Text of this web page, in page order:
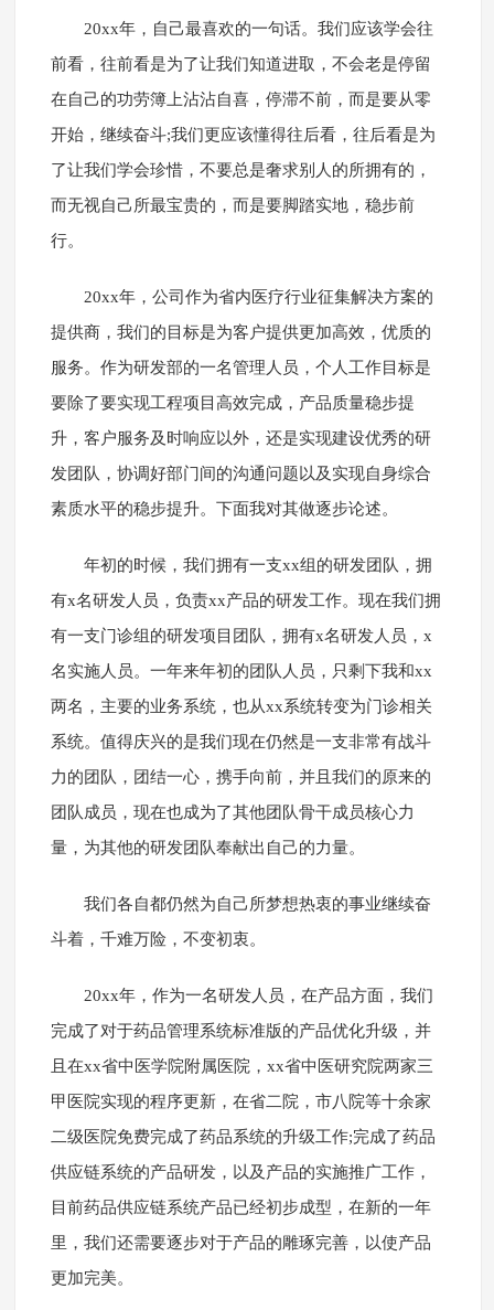
20xx年，自己最喜欢的一句话。我们应该学会往
前看，往前看是为了让我们知道进取，不会老是停留
在自己的功劳簿上沾沾自喜，停滞不前，而是要从零
开始，继续奋斗;我们更应该懂得往后看，往后看是为
了让我们学会珍惜，不要总是奢求别人的所拥有的，
而无视自己所最宝贵的，而是要脚踏实地，稳步前
行。
20xx年，公司作为省内医疗行业征集解决方案的
提供商，我们的目标是为客户提供更加高效，优质的
服务。作为研发部的一名管理人员，个人工作目标是
要除了要实现工程项目高效完成，产品质量稳步提
升，客户服务及时响应以外，还是实现建设优秀的研
发团队，协调好部门间的沟通问题以及实现自身综合
素质水平的稳步提升。下面我对其做逐步论述。
年初的时候，我们拥有一支xx组的研发团队，拥
有x名研发人员，负责xx产品的研发工作。现在我们拥
有一支门诊组的研发项目团队，拥有x名研发人员，x
名实施人员。一年来年初的团队人员，只剩下我和xx
两名，主要的业务系统，也从xx系统转变为门诊相关
系统。值得庆兴的是我们现在仍然是一支非常有战斗
力的团队，团结一心，携手向前，并且我们的原来的
团队成员，现在也成为了其他团队骨干成员核心力
量，为其他的研发团队奉献出自己的力量。
我们各自都仍然为自己所梦想热衷的事业继续奋
斗着，千难万险，不变初衷。
20xx年，作为一名研发人员，在产品方面，我们
完成了对于药品管理系统标准版的产品优化升级，并
且在xx省中医学院附属医院，xx省中医研究院两家三
甲医院实现的程序更新，在省二院，市八院等十余家
二级医院免费完成了药品系统的升级工作;完成了药品
供应链系统的产品研发，以及产品的实施推广工作，
目前药品供应链系统产品已经初步成型，在新的一年
里，我们还需要逐步对于产品的雕琢完善，以使产品
更加完美。